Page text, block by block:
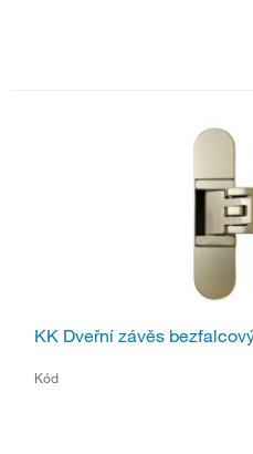
KK Dveřní závěs
Kód